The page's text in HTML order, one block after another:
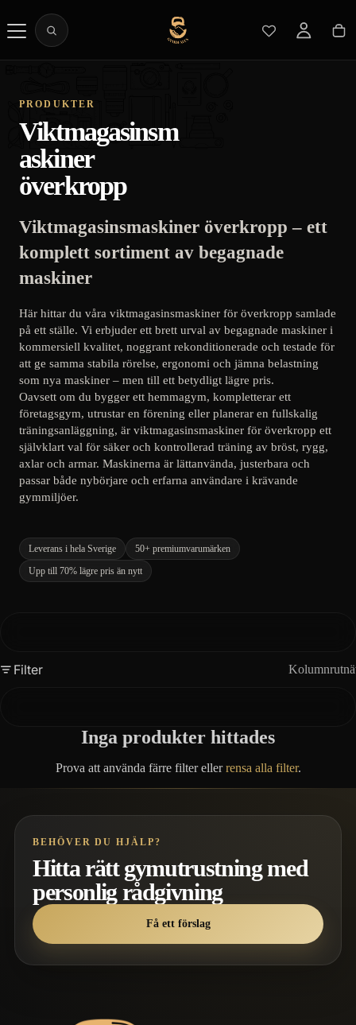
PRODUKTER
Viktmagasinsm
askiner
överkropp
Viktmagasinsmaskiner överkropp – ett
komplett sortiment av begagnade
maskiner
Här hittar du våra viktmagasinsmaskiner för överkropp samlade
på ett ställe. Vi erbjuder ett brett urval av begagnade maskiner i
kommersiell kvalitet, noggrant rekonditionerade och testade för
att ge samma stabila rörelse, ergonomi och jämna belastning
som nya maskiner – men till ett betydligt lägre pris.
Oavsett om du bygger ett hemmagym, kompletterar ett
företagsgym, utrustar en förening eller planerar en fullskalig
träningsanläggning, är viktmagasinsmaskiner för överkropp ett
självklart val för säker och kontrollerad träning av bröst, rygg,
axlar och armar. Maskinerna är lättanvända, justerbara och
passar både nybörjare och erfarna användare i krävande
gymmiljöer.
Leverans i hela Sverige
50+ premiumvarumärken
Upp till 70% lägre pris än nytt
Filter
Inga produkter hittades
Prova att använda färre filter ellerrensa alla filter.
BEHÖVER DU HJÄLP?
Hitta rätt gymutrustning med
personlig rådgivning
Få ett förslag